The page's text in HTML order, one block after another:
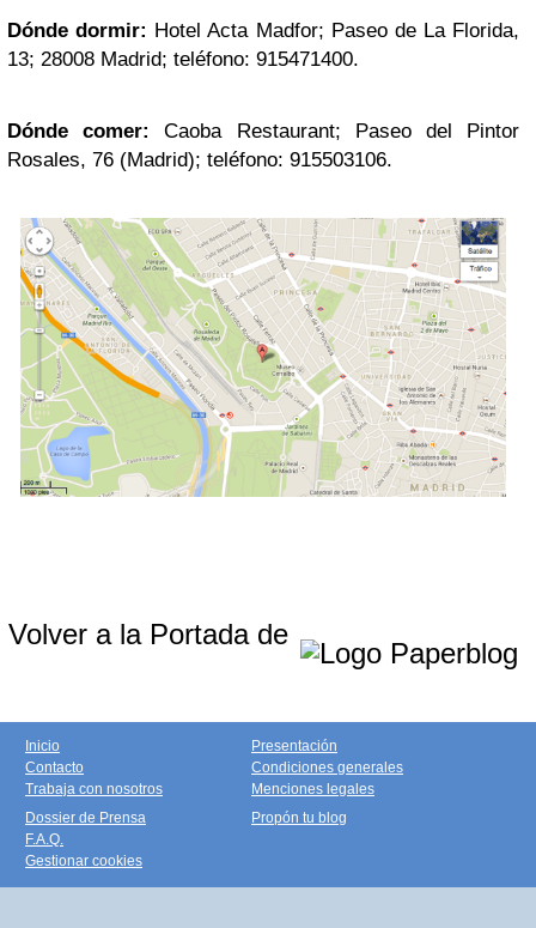
Dónde dormir: Hotel Acta Madfor; Paseo de La Florida,
13; 28008 Madrid; teléfono: 915471400.
Dónde comer:
Caoba Restaurant; Paseo del Pintor
Rosales, 76 (Madrid); teléfono: 915503106.
Volver a la Portada de
Inicio
Contacto
Trabaja con nosotros
Presentación
Condiciones generales
Menciones legales
Dossier de Prensa
F.A.Q.
Gestionar cookies
Propón tu blog